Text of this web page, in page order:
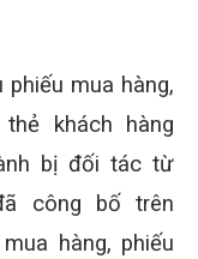
mua hàng,
khách hàng
bị đối tác từ
công bố trên
hàng, phiếu